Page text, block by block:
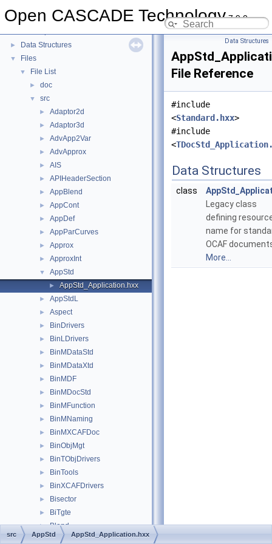
Open CASCADE Technology7.9.0
Deprecated List
► Data Structures
▼ Files
▼ File List
► doc
▼ src
► Adaptor2d
► Adaptor3d
► AdvApp2Var
► AdvApprox
► AIS
► APIHeaderSection
► AppBlend
► AppCont
► AppDef
► AppParCurves
► Approx
► ApproxInt
▼ AppStd
► AppStd_Application.hxx
► AppStdL
► Aspect
► BinDrivers
► BinLDrivers
► BinMDataStd
► BinMDataXtd
► BinMDF
► BinMDocStd
► BinMFunction
► BinMNaming
► BinMXCAFDoc
► BinObjMgt
► BinTObjDrivers
► BinTools
► BinXCAFDrivers
► Bisector
► BiTgte
► Blend
► BlendFunc
Data Structures
File Reference
#include
<Standard.hxx>
#include
<
Data Structures
class
Legacy class
defining
name for
OCAF
More...
src AppStd AppStd_Application.hxx